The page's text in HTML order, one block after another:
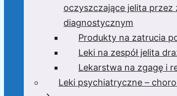
oczyszczające jelita przez
diagnostycznym
Produkty na zatrucia
Leki na zespół jelita
Lekarstwa na zgagę i
Leki psychiatryczne –